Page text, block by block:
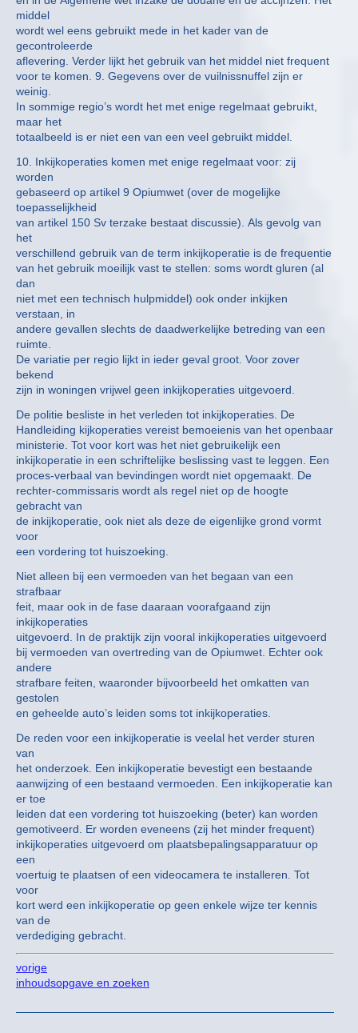
middel
wordt wel eens gebruikt mede in het kader van de
gecontroleerde
aflevering. Verder lijkt het gebruik van het middel niet frequent
voor te komen. 9. Gegevens over de vuilnissnuffel zijn er
weinig.
In sommige regio’s wordt het met enige regelmaat gebruikt,
maar het
totaalbeeld is er niet een van een veel gebruikt middel.
10. Inkijkoperaties komen met enige regelmaat voor: zij
worden
gebaseerd op artikel 9 Opiumwet (over de mogelijke
toepasselijkheid
van artikel 150 Sv terzake bestaat discussie). Als gevolg van
het
verschillend gebruik van de term inkijkoperatie is de frequentie
van het gebruik moeilijk vast te stellen: soms wordt gluren (al
dan
niet met een technisch hulpmiddel) ook onder inkijken
verstaan, in
andere gevallen slechts de daadwerkelijke betreding van een
ruimte.
De variatie per regio lijkt in ieder geval groot. Voor zover
bekend
zijn in woningen vrijwel geen inkijkoperaties uitgevoerd.
De politie besliste in het verleden tot inkijkoperaties. De
Handleiding kijkoperaties vereist bemoeienis van het openbaar
ministerie. Tot voor kort was het niet gebruikelijk een
inkijkoperatie in een schriftelijke beslissing vast te leggen. Een
proces-verbaal van bevindingen wordt niet opgemaakt. De
rechter-commissaris wordt als regel niet op de hoogte
gebracht van
de inkijkoperatie, ook niet als deze de eigenlijke grond vormt
voor
een vordering tot huiszoeking.
Niet alleen bij een vermoeden van het begaan van een
strafbaar
feit, maar ook in de fase daaraan voorafgaand zijn
inkijkoperaties
uitgevoerd. In de praktijk zijn vooral inkijkoperaties uitgevoerd
bij vermoeden van overtreding van de Opiumwet. Echter ook
andere
strafbare feiten, waaronder bijvoorbeeld het omkatten van
gestolen
en geheelde auto’s leiden soms tot inkijkoperaties.
De reden voor een inkijkoperatie is veelal het verder sturen
van
het onderzoek. Een inkijkoperatie bevestigt een bestaande
aanwijzing of een bestaand vermoeden. Een inkijkoperatie kan
er toe
leiden dat een vordering tot huiszoeking (beter) kan worden
gemotiveerd. Er worden eveneens (zij het minder frequent)
inkijkoperaties uitgevoerd om plaatsbepalingsapparatuur op
een
voertuig te plaatsen of een videocamera te installeren. Tot
voor
kort werd een inkijkoperatie op geen enkele wijze ter kennis
van de
verdediging gebracht.
vorige
inhoudsopgave en zoeken